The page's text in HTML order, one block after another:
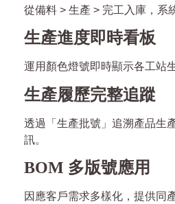
從備料 > 生產 > 完工入庫，系
生產進度即時看板
運用顏色燈號即時顯示各工站
生產履歷完整追蹤
透過「生產批號」追溯產品生
訊。
BOM 多版號應用
因應客戶需求多樣化，提供同